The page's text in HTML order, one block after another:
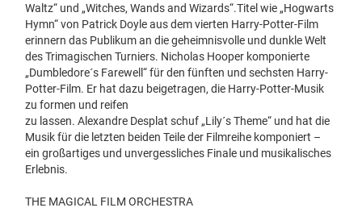
Waltz“ und „Witches, Wands and Wizards“.Titel wie „Hogwarts
Hymn“ von Patrick Doyle aus dem vierten Harry-Potter-Film
erinnern das Publikum an die geheimnisvolle und dunkle Welt
des Trimagischen Turniers. Nicholas Hooper komponierte
„Dumbledore´s Farewell“ für den fünften und sechsten Harry-
Potter-Film. Er hat dazu beigetragen, die Harry-Potter-Musik
zu formen und reifen
zu lassen. Alexandre Desplat schuf „Lily´s Theme“ und hat die
Musik für die letzten beiden Teile der Filmreihe komponiert –
ein großartiges und unvergessliches Finale und musikalisches
Erlebnis.
THE MAGICAL FILM ORCHESTRA